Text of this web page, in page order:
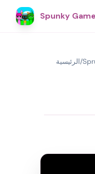
Spunky Game
الرئيسية/